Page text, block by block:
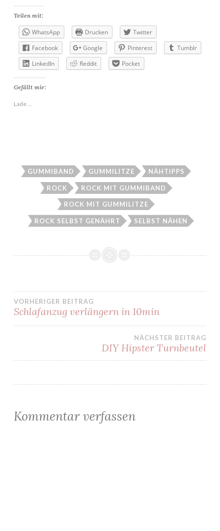
Teilen mit:
WhatsApp Drucken
Twitter
Facebook
Google Pinterest
Tumblr
LinkedIn
Reddit Pocket
Gefällt mir:
Lade …
GUMMIBAND GUMMILITZE NÄHTIPPS
ROCK ROCK MIT GUMMIBAND
ROCK MIT GUMMILITZE
ROCK SELBST GENÄHRT SELBST NÄHEN
Beitragsnavigation
VORHERIGER BEITRAG
Schlafanzug verlängern in 10min
NÄCHSTER BEITRAG
DIY Hipster Turnbeutel
Kommentar verfassen